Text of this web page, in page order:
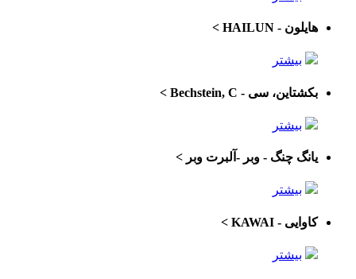
هایلون - HAILUN >
بیشتر
بکشتاین، سی - Bechstein, C >
بیشتر
یانگ چنگ - وبر -آلبرت وبر >
بیشتر
کاوایی - KAWAI >
بیشتر